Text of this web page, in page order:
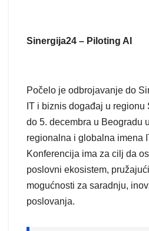
Sinergija24 – Piloting AI
Počelo je odbrojavanje do
IT i biznis događaj u regionu
do 5. decembra u Beogradu
regionalna i globalna imena
Konferencija ima za cilj da
poslovni ekosistem,
mogućnosti za saradnju,
poslovanja.